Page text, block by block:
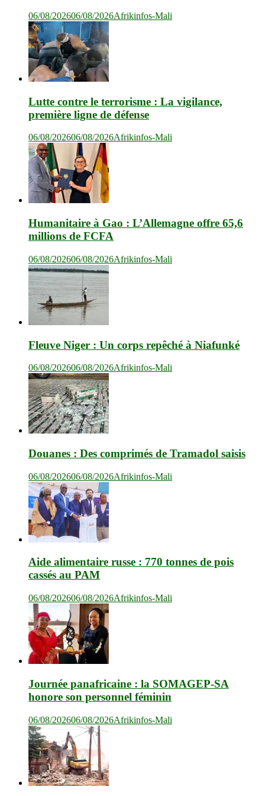
06/08/202606/08/2026Afrikinfos-Mali
Lutte contre le terrorisme : La vigilance,
première ligne de défense
06/08/202606/08/2026Afrikinfos-Mali
Humanitaire à Gao : L’Allemagne offre 65,6
millions de FCFA
06/08/202606/08/2026Afrikinfos-Mali
Fleuve Niger : Un corps repêché à Niafunké
06/08/202606/08/2026Afrikinfos-Mali
Douanes : Des comprimés de Tramadol saisis
06/08/202606/08/2026Afrikinfos-Mali
Aide alimentaire russe : 770 tonnes de pois
cassés au PAM
06/08/202606/08/2026Afrikinfos-Mali
Journée panafricaine : la SOMAGEP-SA
honore son personnel féminin
06/08/202606/08/2026Afrikinfos-Mali